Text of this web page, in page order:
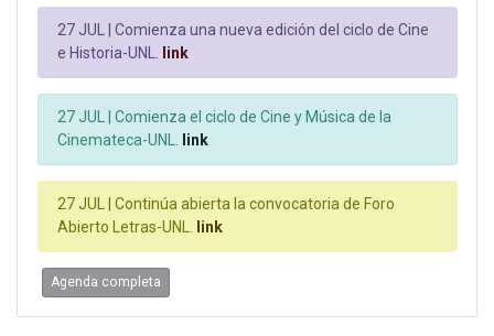
27 JUL |
Comienza una nueva edición del ciclo de Cine
e Historia-UNL.
link
27 JUL |
Comienza el ciclo de Cine y Música de la
Cinemateca-UNL.
link
27 JUL |
Continúa abierta la convocatoria de Foro
Abierto Letras-UNL.
link
Agenda completa